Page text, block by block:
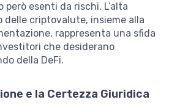
esenti da rischi. L’alta
criptovalute, insieme alla
rappresenta una sfida
che desiderano
della DeFi.
e la Certezza Giuridica